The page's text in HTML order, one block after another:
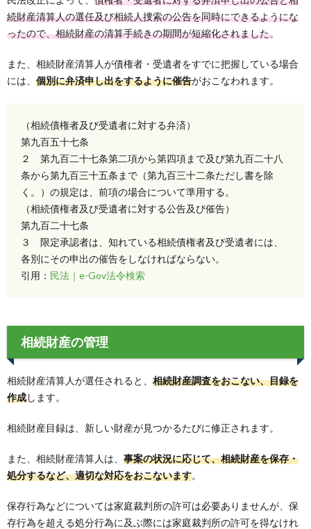
続財産清算人の選任及び相続人捜索の公告を同時にできるようにな
ったので、相続財産の清算手続きの期間が短縮化されました。
また、相続財産清算人が債権者・受遺者をすでに把握している場合
には、 個別に弁済申し出をするように催告がおこなわれます。
（相続債権者及び受遺者に対する弁済）
第九百五十七条
２ 第九百二十七条第二項から第四項まで及び第九百二十八
条から第九百三十五条まで（第九百三十二条ただし書を除
く。）の規定は、前項の場合について準用する。
（相続債権者及び受遺者に対する公告及び催告）
第九百二十七条
３ 限定承認者は、知れている相続債権者及び受遺者には、
各別にその申出の催告をしなければならない。
引用： 民法｜e-Gov法令検索
相続財産の管理
相続財産清算人が選任されると、 相続財産調査をおこない、目録を
作成します。
相続財産目録は、新しい財産が見つかるたびに修正されます。
また、相続財産清算人は、 事案の状況に応じて、相続財産を保存・
処分するなど、適切な対応をおこないます。
保存行為などについては家庭裁判所の許可は必要ありませんが、保
存行為を超える処分行為に及ぶ際には家庭裁判所の許可を得なけれ